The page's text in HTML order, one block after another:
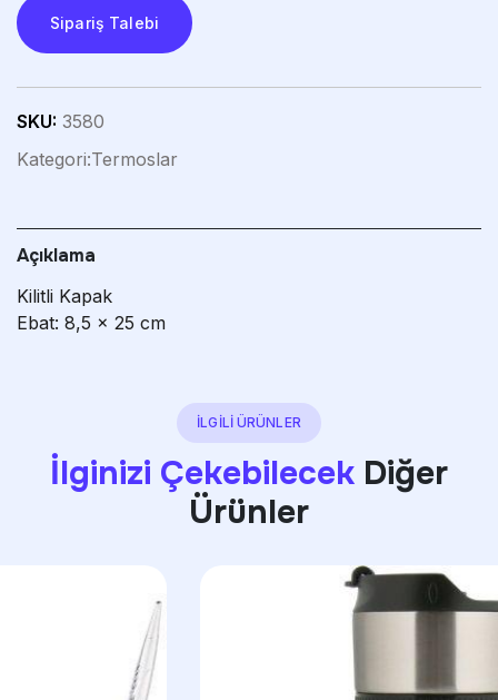
Sipariş Talebi
SKU: 3580
Kategori:Termoslar
Açıklama
Kilitli Kapak
Ebat: 8,5 x 25 cm
İLGİLİ ÜRÜNLER
İlginizi Çekebilecek Diğer
Ürünler